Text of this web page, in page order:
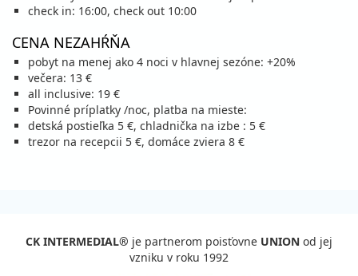
raňajky
vlastná
Zľava
5% 321 €
26.09. - 03.10.26 sobota - sobota
raňajky
vlastná
sobota - sobota
check in: 16:00, check out 10:00
CENA NEZAHŔŇA
pobyt na menej ako 4 noci v hlavnej sezóne: +20%
večera: 13 €
all inclusive: 19 €
Povinné príplatky /noc, platba na mieste:
detská postieľka 5 €, chladnička na izbe : 5 €
trezor na recepcii 5 €, domáce zviera 8 €
CK INTERMEDIAL® je partnerom poisťovne UNION od jej
vzniku v roku 1992